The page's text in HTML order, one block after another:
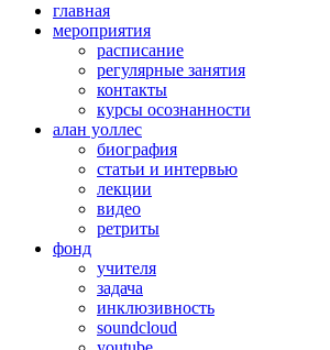
главная
мероприятия
расписание
регулярные занятия
контакты
курсы осознанности
алан уоллес
биография
статьи и интервью
лекции
видео
ретриты
фонд
учителя
задача
инклюзивность
soundcloud